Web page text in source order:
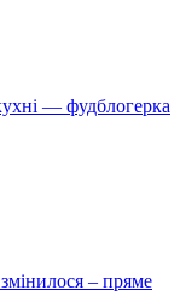
— фудблогерка
– пряме